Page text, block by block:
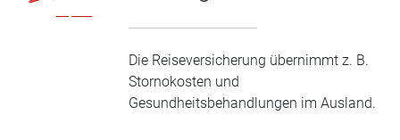
Die Reiseversicherung übernimmt z. B.
Stornokosten und
Gesundheitsbehandlungen im Ausland.